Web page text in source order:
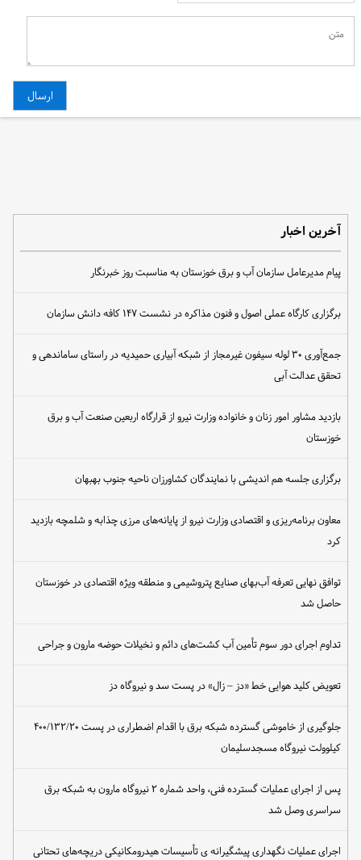
آخرین اخبار
پیام مدیرعامل سازمان آب و برق خوزستان به مناسبت روز خبرنگار
برگزاری کارگاه عملی اصول و فنون مذاکره در نشست ۱۴۷ کافه دانش سازمان
جمع‌آوری ۳۰ لوله سیفون غیرمجاز از شبکه آبیاری حمیدیه در راستای ساماندهی و
تحقق عدالت آبی
بازدید مشاور امور زنان و خانواده وزارت نیرو از قرارگاه اربعین صنعت آب و برق
خوزستان
برگزاری جلسه هم اندیشی با نمایندگان کشاورزان ناحیه جنوب بهبهان
معاون برنامه‌ریزی و اقتصادی وزارت نیرو از پایانه‌های مرزی چذابه و شلمچه بازدید
کرد
توافق نهایی تعرفه آب‌بهای صنایع پتروشیمی و منطقه ویژه اقتصادی در خوزستان
حاصل شد
تداوم اجرای دور سوم تأمین آب کشت‌های دائم و نخیلات حوضه مارون و جراحی
تعویض کلید هوایی خط «دز – زال» در پست سد و نیروگاه دز
جلوگیری از خاموشی گسترده شبکه برق با اقدام اضطراری در پست ۴۰۰/۱۳۲/۲۰
کیلوولت نیروگاه مسجدسلیمان
پس از اجرای عملیات گسترده فنی، واحد شماره ۲ نیروگاه مارون به شبکه برق
سراسری وصل شد
اجرای عملیات نگهداری پیشگیرانه ی تأسیسات هیدرومکانیکی دریچه‌های تحتانی